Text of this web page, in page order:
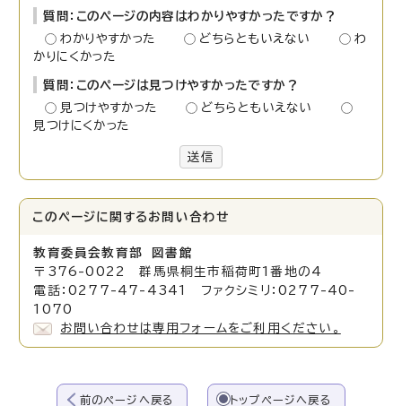
質問：このページの内容はわかりやすかったですか？
わかりやすかった
どちらともいえない
わ
かりにくかった
質問：このページは見つけやすかったですか？
見つけやすかった
どちらともいえない
見つけにくかった
送信
このページに関する お問い合わせ
教育委員会教育部 図書館
〒376-0022 群馬県桐生市稲荷町1番地の4
電話：0277-47-4341 ファクシミリ：0277-40-
1070
お問い合わせは専用フォームをご利用ください。
前のページへ戻る トップページへ戻る